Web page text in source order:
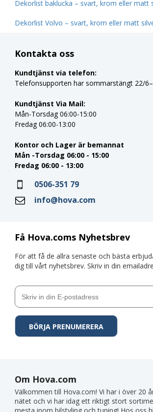
Dekorlist baklucka – svart, krom eller matt
Dekorlist Volvo – svart, krom eller matt
Få Hova.coms Nyhetsbrev
För att få de allra senaste och bästa
dig till vårt nyhetsbrev. Skriv in din
Kontakta oss
Kundtjänst via telefon:
Telefonsupporten har sommarstängt 22/
Kundtjänst Via Mail:
Mån-Torsdag 06:00-15:00
Fredag 06:00-13:00
Kontor och Lager är bemannat
Mån -Torsdag 06:00 - 15:00
Fredag 06:00 - 13:00
0506-351 79
info@hova.com
Om Hova.com
Välkommen till Hova.com! Vi har i över 20
nätet och vi har idag ett riktigt stort
mesta inom bilstyling och tuning! Hos oss